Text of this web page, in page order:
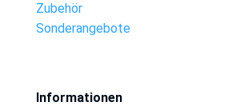
Zubehör
Sonderangebote
Informationen